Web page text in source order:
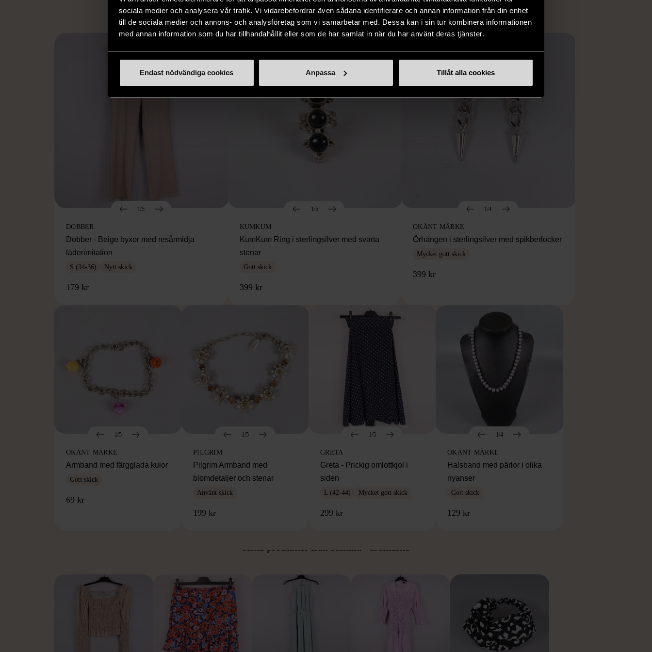
sociala medier och analysera vår trafik. Vi vidarebefordrar även sådana identifierare och annan information från din enhet
till de sociala medier och annons- och analysföretag som vi samarbetar med. Dessa kan i sin tur kombinera informationen
med annan information som du har tillhandahållit eller som de har samlat in när du har använt deras tjänster.
Endast nödvändiga cookies Anpassa Tillåt alla cookies
Hitta produkter som påminner om denna
1/5
DOBBER
Dobber - Beige byxor med resårmidja
läderimitation
S (34-36) Nytt skick
179 kr
1/5
KUMKUM
KumKum Ring i sterlingsilver med svarta
stenar
Gott skick
399 kr
1/4
OKÄNT MÄRKE
Örhängen i sterlingsilver med spikberlocker
Mycket gott skick
399 kr
1/5
OKÄNT MÄRKE
Armband med färgglada kulor
Gott skick
69 kr
1/5
PILGRIM
Pilgrim Armband med
blomdetaljer och stenar
Använt skick
199 kr
1/5
GRETA
Greta - Prickig omlottkjol i
siden
L (42-44) Mycket gott skick
299 kr
1/4
OKÄNT MÄRKE
Halsband med pärlor i olika
nyanser
Gott skick
129 kr